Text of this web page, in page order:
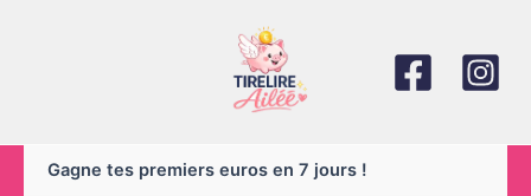
Gagne tes premiers euros en 7 jours !